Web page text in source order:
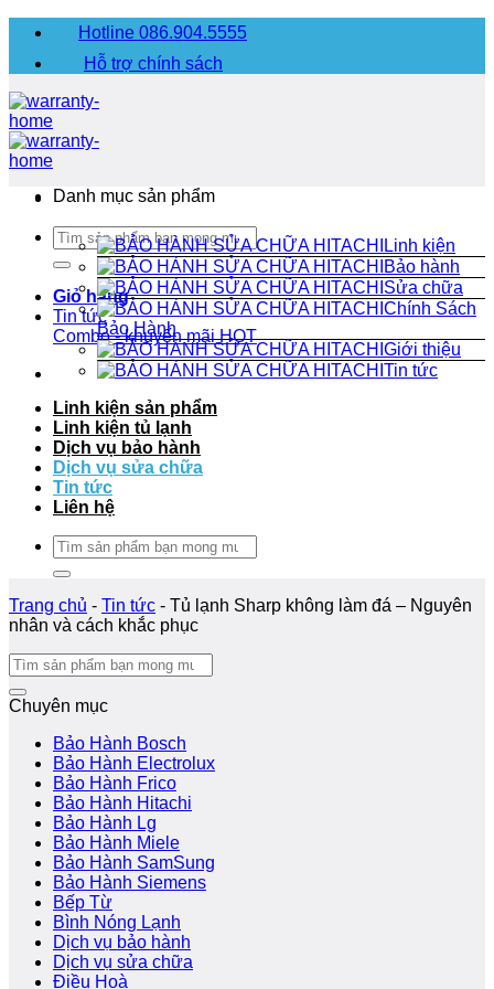
Hotline 086.904.5555
Hỗ trợ chính sách
Tìm
kiếm:
Giỏ hàng
Tin tức
Combo - khuyến mãi HOT
Danh mục sản phẩm
Linh kiện
Bảo hành
Sửa chữa
Chính Sách
Bảo Hành
Giới thiệu
Tin tức
Linh kiện sản phẩm
Linh kiện tủ lạnh
Dịch vụ bảo hành
Dịch vụ sửa chữa
Tin tức
Liên hệ
Tìm
kiếm:
Trang chủ - Tin tức - Tủ lạnh Sharp không làm đá – Nguyên
nhân và cách khắc phục
Chuyên mục
Bảo Hành Bosch
Bảo Hành Electrolux
Bảo Hành Frico
Bảo Hành Hitachi
Bảo Hành Lg
Bảo Hành Miele
Bảo Hành SamSung
Bảo Hành Siemens
Bếp Từ
Bình Nóng Lạnh
Dịch vụ bảo hành
Dịch vụ sửa chữa
Điều Hoà